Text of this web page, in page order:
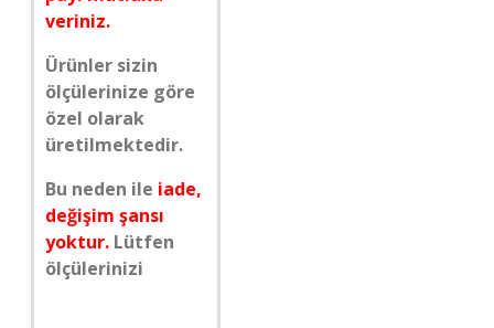
veriniz.
Ürünler sizin
ölçülerinize göre
özel olarak
üretilmektedir.
Bu neden ile iade,
değişim şansı
yoktur. Lütfen
ölçülerinizi